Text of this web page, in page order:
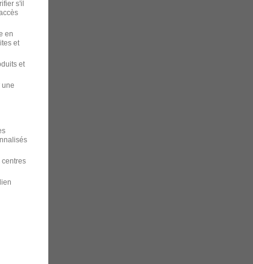
s'il
en
et
et
une